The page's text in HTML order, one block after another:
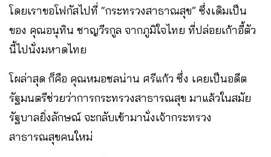
โดยเราขอโฟกัสไปที่ “กระทรวงสาธาณสุข” ซึ่งเดิมเป็น
ของ คุณอนุทิน ชาญวีรกูล จากภูมิใจไทย ที่ปล่อยเก้าอี้ตัว
นี้ไปนั่งมหาดไทย
โผล่าสุด ก็คือ คุณหมอชลน่าน ศรีแก้ว ซึ่ง เคยเป็นอดีต
รัฐมนตรีช่วยว่าการกระทรวงสาธารณสุข มาแล้วในสมัย
รัฐบาลยิ่งลักษณ์ จะกลับเข้ามานั่งเจ้ากระทรวง
สาธารณสุขคนใหม่